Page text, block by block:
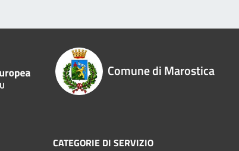
Comune di Marostica
CATEGORIE DI SERVIZIO